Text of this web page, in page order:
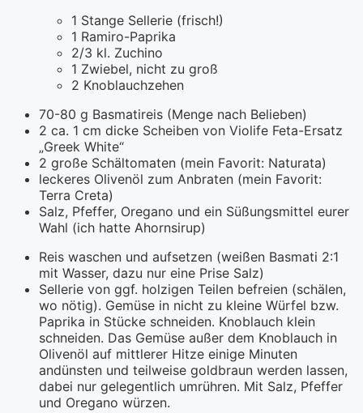
1 Stange Sellerie (frisch!)
1 Ramiro-Paprika
2/3 kl. Zuchino
1 Zwiebel, nicht zu groß
2 Knoblauchzehen
70-80 g Basmatireis (Menge nach Belieben)
2 ca. 1 cm dicke Scheiben von Violife Feta-Ersatz
„Greek White“
2 große Schältomaten (mein Favorit: Naturata)
leckeres Olivenöl zum Anbraten (mein Favorit:
Terra Creta)
Salz, Pfeffer, Oregano und ein Süßungsmittel eurer
Wahl (ich hatte Ahornsirup)
Reis waschen und aufsetzen (weißen Basmati 2:1
mit Wasser, dazu nur eine Prise Salz)
Sellerie von ggf. holzigen Teilen befreien (schälen,
wo nötig). Gemüse in nicht zu kleine Würfel bzw.
Paprika in Stücke schneiden. Knoblauch klein
schneiden. Das Gemüse außer dem Knoblauch in
Olivenöl auf mittlerer Hitze einige Minuten
andünsten und teilweise goldbraun werden lassen,
dabei nur gelegentlich umrühren. Mit Salz, Pfeffer
und Oregano würzen.